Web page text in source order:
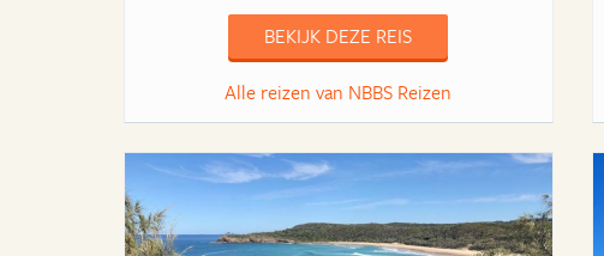
BEKIJK DEZE REIS
Alle reizen van NBBS Reizen